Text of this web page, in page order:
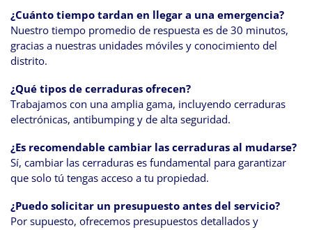
¿Cuánto tiempo tardan en llegar a una emergencia?
Nuestro tiempo promedio de respuesta es de 30 minutos,
gracias a nuestras unidades móviles y conocimiento del
distrito.
¿Qué tipos de cerraduras ofrecen?
Trabajamos con una amplia gama, incluyendo cerraduras
electrónicas, antibumping y de alta seguridad.
¿Es recomendable cambiar las cerraduras al mudarse?
Sí, cambiar las cerraduras es fundamental para garantizar
que solo tú tengas acceso a tu propiedad.
¿Puedo solicitar un presupuesto antes del servicio?
Por supuesto, ofrecemos presupuestos detallados y